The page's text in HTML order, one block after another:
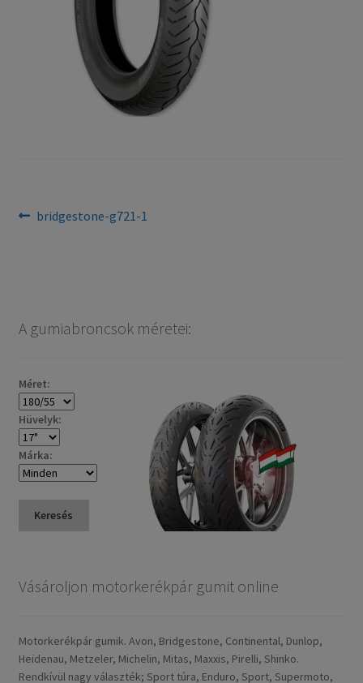
Bejegyzés
Previous
bridgestone-g721-1
A gumiabroncsok méretei:
Méret:
Hüvelyk:
Márka:
Keresés
Vásároljon motorkerékpár gumit online
Motorkerékpár gumik. Avon, Bridgestone, Continental, Dunlop,
Heidenau, Metzeler, Michelin, Mitas, Maxxis, Pirelli, Shinko.
Rendkívül nagy választék; Sport túra, Enduro, Sport, Supermoto,